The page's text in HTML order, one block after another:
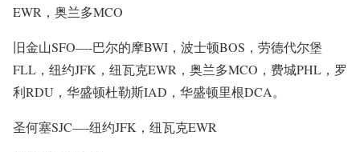
EWR，奥兰多MCO
旧金山SFO—-巴尔的摩BWI，波士顿BOS，劳德代尔堡
FLL，纽约JFK，纽瓦克EWR，奥兰多MCO，费城PHL，罗
利RDU，华盛顿杜勒斯IAD，华盛顿里根DCA。
圣何塞SJC—-纽约JFK，纽瓦克EWR